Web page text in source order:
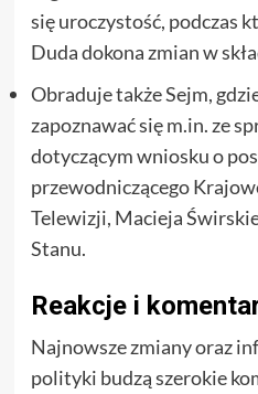
się uroczystość, podczas
Duda dokona zmian w
Obraduje także Sejm,
zapoznawać się m.in. ze
dotyczącym wniosku o
przewodniczącego
Telewizji, Macieja
Stanu.
Reakcje i
Najnowsze zmiany oraz
polityki budzą szerokie